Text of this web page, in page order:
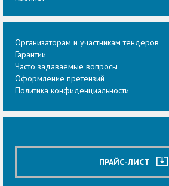
Организаторам и участникам тендеров
Гарантии
Часто задаваемые вопросы
Оформление претензий
Политика конфиденциальности
ПРАЙС-ЛИСТ system_update_alt